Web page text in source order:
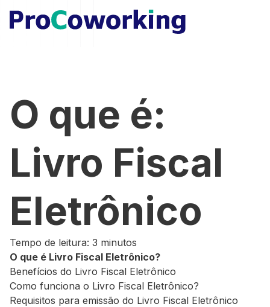
O que é:
Livro Fiscal
Eletrônico
Tempo de leitura: 3 minutos
O que é Livro Fiscal Eletrônico?
Benefícios do Livro Fiscal Eletrônico
Como funciona o Livro Fiscal Eletrônico?
Requisitos para emissão do Livro Fiscal Eletrônico